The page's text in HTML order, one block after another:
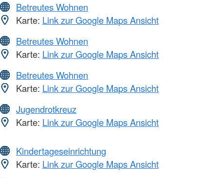
Betreutes Wohnen
Karte: Link zur Google Maps Ansicht
Betreutes Wohnen
Karte: Link zur Google Maps Ansicht
Betreutes Wohnen
Karte: Link zur Google Maps Ansicht
Jugendrotkreuz
Karte: Link zur Google Maps Ansicht
Kindertageseinrichtung
Karte: Link zur Google Maps Ansicht